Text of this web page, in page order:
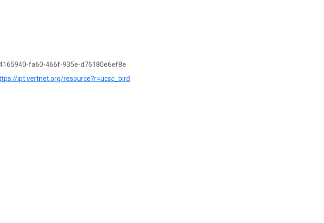
fa60-466f-935e-d76180e6ef8e
ipt.vertnet.org/resource?r=ucsc_bird